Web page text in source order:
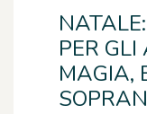
PER
MAGIA,